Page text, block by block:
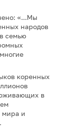
«...Мы
народов
семью
коренных
в
мира и